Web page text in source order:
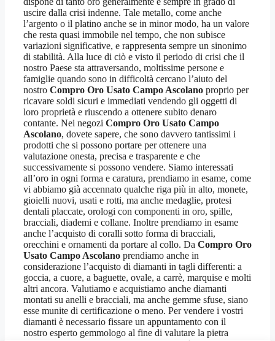
uscire dalla crisi indenne. Tale metallo, come anche
l’argento o il platino anche se in minor modo, ha un valore
che resta quasi immobile nel tempo, che non subisce
variazioni significative, e rappresenta sempre un sinonimo
di stabilità. Alla luce di ciò e visto il periodo di crisi che il
nostro Paese sta attraversando, moltissime persone e
famiglie quando sono in difficoltà cercano l’aiuto del
nostro Compro Oro Usato Campo Ascolano proprio per
ricavare soldi sicuri e immediati vendendo gli oggetti di
loro proprietà e riuscendo a ottenere subito denaro
contante. Nei negozi Compro Oro Usato Campo
Ascolano, dovete sapere, che sono davvero tantissimi i
prodotti che si possono portare per ottenere una
valutazione onesta, precisa e trasparente e che
successivamente si possono vendere. Siamo interessati
all’oro in ogni forma e caratura, prendiamo in esame, come
vi abbiamo già accennato qualche riga più in alto, monete,
gioielli nuovi, usati e rotti, ma anche medaglie, protesi
dentali placcate, orologi con componenti in oro, spille,
bracciali, diademi e collane. Inoltre prendiamo in esame
anche l’acquisto di coralli sotto forma di bracciali,
orecchini e ornamenti da portare al collo. Da Compro Oro
Usato Campo Ascolano prendiamo anche in
considerazione l’acquisto di diamanti in tagli differenti: a
goccia, a cuore, a baguette, ovale, a carrè, marquise e molti
altri ancora. Valutiamo e acquistiamo anche diamanti
montati su anelli e bracciali, ma anche gemme sfuse, siano
esse munite di certificazione o meno. Per vendere i vostri
diamanti è necessario fissare un appuntamento con il
nostro esperto gemmologo al fine di valutare la pietra